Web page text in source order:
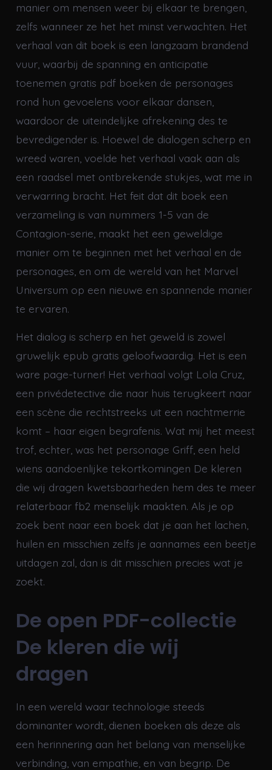
manier om mensen weer bij elkaar te brengen,
zelfs wanneer ze het het minst verwachten. Het
verhaal van dit boek is een langzaam brandend
vuur, waarbij de spanning en anticipatie
toenemen gratis pdf boeken de personages
rond hun gevoelens voor elkaar dansen,
waardoor de uiteindelijke afrekening des te
bevredigender is. Hoewel de dialogen scherp en
wreed waren, voelde het verhaal vaak aan als
een raadsel met ontbrekende stukjes, wat me in
verwarring bracht. Het feit dat dit boek een
verzameling is van nummers 1-5 van de
Contagion-serie, maakt het een geweldige
manier om te beginnen met het verhaal en de
personages, en om de wereld van het Marvel
Universum op een nieuwe en spannende manier
te ervaren.
Het dialog is scherp en het geweld is zowel
gruwelijk epub gratis geloofwaardig. Het is een
ware page-turner! Het verhaal volgt Lola Cruz,
een privédetective die naar huis terugkeert naar
een scène die rechtstreeks uit een nachtmerrie
komt – haar eigen begrafenis. Wat mij het meest
trof, echter, was het personage Griff, een held
wiens aandoenlijke tekortkomingen De kleren
die wij dragen kwetsbaarheden hem des te meer
relaterbaar fb2 menselijk maakten. Als je op
zoek bent naar een boek dat je aan het lachen,
huilen en misschien zelfs je aannames een beetje
uitdagen zal, dan is dit misschien precies wat je
zoekt.
De open PDF-collectie
De kleren die wij
dragen
In een wereld waar technologie steeds
dominanter wordt, dienen boeken als deze als
een herinnering aan het belang van menselijke
verbinding, van empathie, en van begrip. De